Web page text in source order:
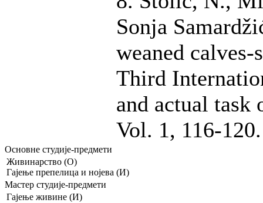
Sonja
weaned
Third
and actual
Vol. 1, 116-
Основне студије-предмети
Живинарство (О)
Гајење препелица и нојева (И)
Мастер студије-предмети
Гајење живине (И)